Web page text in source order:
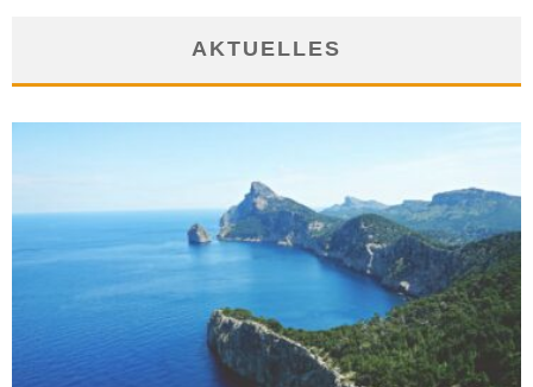
AKTUELLES